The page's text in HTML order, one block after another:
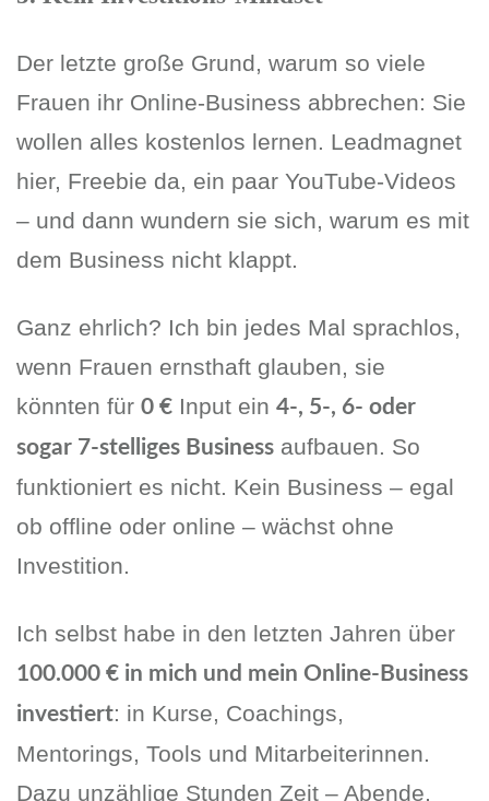
Der letzte große Grund, warum so viele
Frauen ihr Online-Business abbrechen: Sie
wollen alles kostenlos lernen. Leadmagnet
hier, Freebie da, ein paar YouTube-Videos
– und dann wundern sie sich, warum es mit
dem Business nicht klappt.
Ganz ehrlich? Ich bin jedes Mal sprachlos,
wenn Frauen ernsthaft glauben, sie
könnten für 0 € Input ein 4-, 5-, 6- oder
sogar 7-stelliges Business aufbauen. So
funktioniert es nicht. Kein Business – egal
ob offline oder online – wächst ohne
Investition.
Ich selbst habe in den letzten Jahren über
100.000 € in mich und mein Online-Business
investiert: in Kurse, Coachings,
Mentorings, Tools und Mitarbeiterinnen.
Dazu unzählige Stunden Zeit – Abende,